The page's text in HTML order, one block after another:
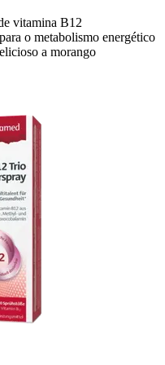
vitamina B12
o metabolismo energético
a morango